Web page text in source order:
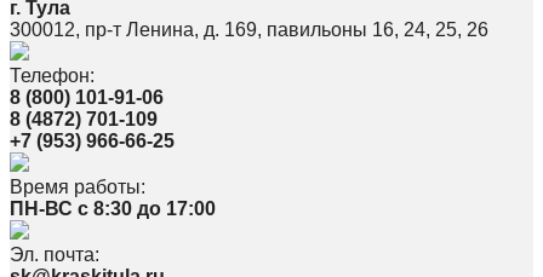
г. Тула
300012, пр-т Ленина, д. 169, павильоны 16, 24, 25, 26
Телефон:
8 (800) 101-91-06
8 (4872) 701-109
+7 (953) 966-66-25
Время работы:
ПН-ВС с 8:30 до 17:00
Эл. почта: